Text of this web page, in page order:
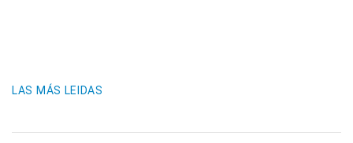
LAS MÁS LEIDAS